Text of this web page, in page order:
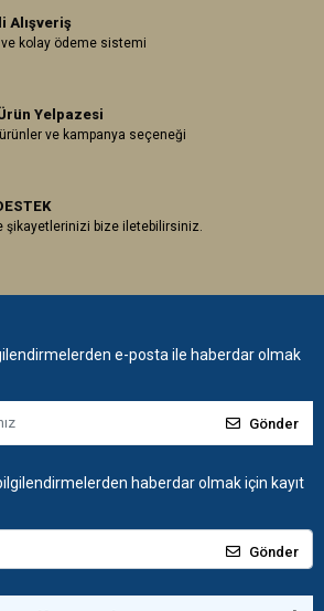
Alışveriş
ve kolay ödeme sistemi
Yelpazesi
ve kampanya seçeneği
şikayetlerinizi bize iletebilirsiniz.
e-posta ile haberdar olmak
Gönder
haberdar olmak için kayıt
Gönder